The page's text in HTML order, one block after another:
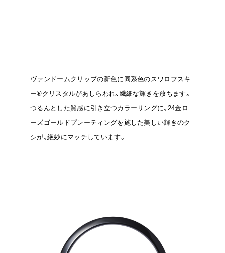
ヴァンドームクリップの新色に同系色のスワロフスキ
ー®クリスタルがあしらわれ、繊細な輝きを放ちます。
つるんとした質感に引き立つカラーリングに、24金ロ
ーズゴールドプレーティングを施した美しい輝きのク
シが、絶妙にマッチしています。